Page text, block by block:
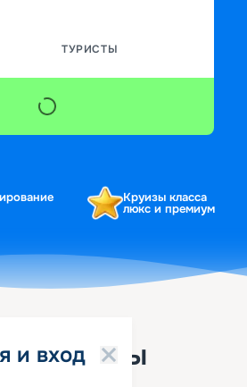
ТУРИСТЫ
Круизы класса
люкс и премиум
и вход
круизы